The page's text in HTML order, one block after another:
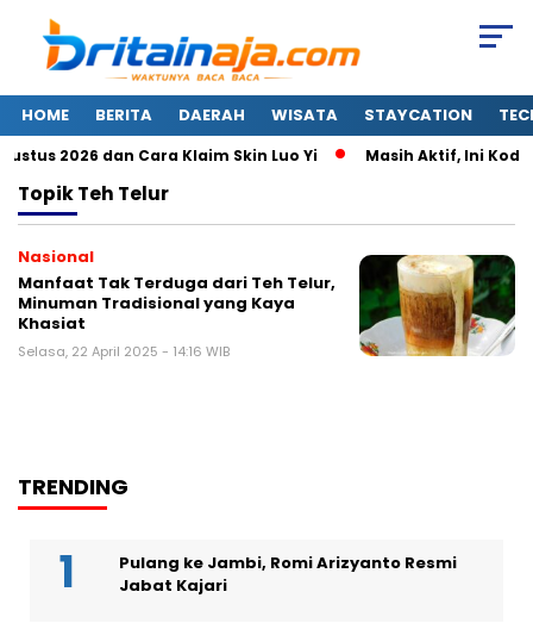
HOME BERITA DAERAH WISATA STAYCATION
2026 dan Cara Klaim Skin Luo Yi Masih Aktif, Ini Kode
TopikTeh Telur
Nasional
Manfaat Tak Terduga dari Teh Telur,
Minuman Tradisional yang Kaya
Khasiat
Selasa, 22 April 2025 - 14:16 WIB
TRENDING
Pulang ke Jambi, Romi Arizyanto Resmi
Jabat Kajari